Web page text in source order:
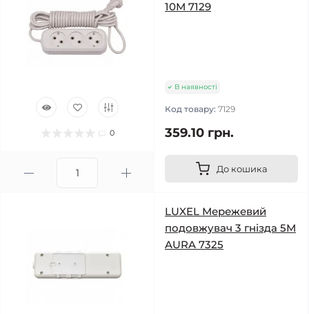
0
10М 7129
В наявності
Код товару: 7129
359.10 грн.
До кошика
LUXEL Мережевий
подовжувач 3 гнізда 5М
AURA 7325